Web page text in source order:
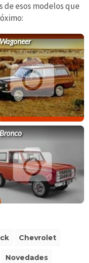
de esos modelos que
Chevrolet
Novedades